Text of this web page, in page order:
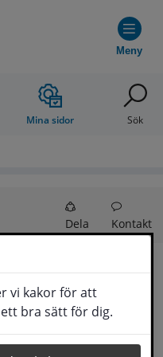
vi kakor för att
bra sätt för dig.
Meny
Mina sidor Sök
Dela Kontakt
kan det bli aktuellt